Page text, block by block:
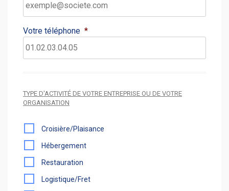
Votre téléphone *
TYPE D'ACTIVITÉ DE VOTRE ENTREPRISE OU DE VOTRE
ORGANISATION
Croisière/Plaisance
Hébergement
Restauration
Logistique/Fret